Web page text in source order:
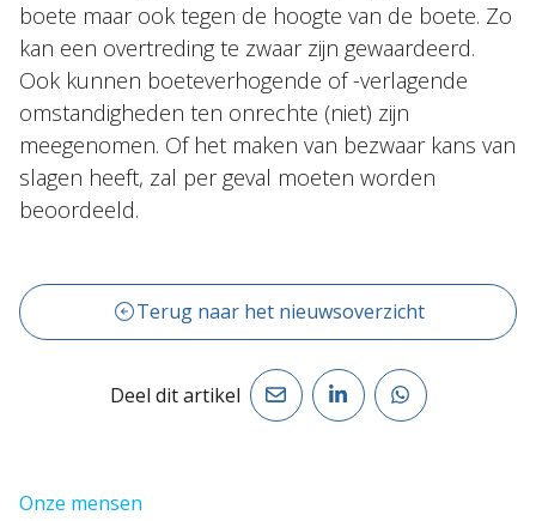
boete maar ook tegen de hoogte van de boete. Zo
kan een overtreding te zwaar zijn gewaardeerd.
Ook kunnen boeteverhogende of -verlagende
omstandigheden ten onrechte (niet) zijn
meegenomen. Of het maken van bezwaar kans van
slagen heeft, zal per geval moeten worden
beoordeeld.
Terug naar het nieuwsoverzicht
Deel dit artikel
Onze mensen